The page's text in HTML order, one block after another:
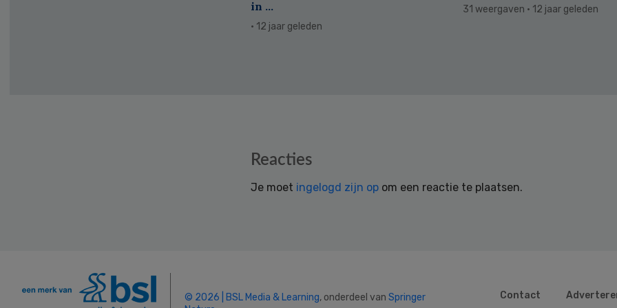
in ...
· 12 jaar geleden
31 weergaven · 12 jaar geleden
Reacties
Je moet ingelogd zijn op om een reactie te plaatsen.
© 2026 | BSL Media & Learning, onderdeel van Springer
Contact